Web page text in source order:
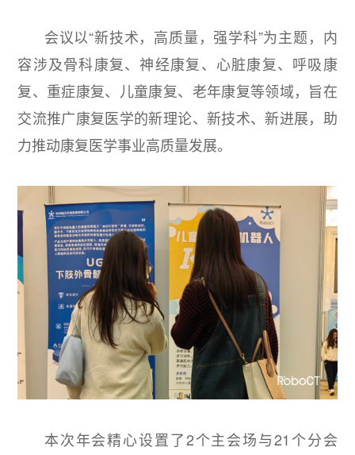
会议以“新技术，高质量，强学科”为主题，内
容涉及骨科康复、神经康复、心脏康复、呼吸康
复、重症康复、儿童康复、老年康复等领域，旨在
交流推广康复医学的新理论、新技术、新进展，助
力推动康复医学事业高质量发展。
本次年会精心设置了2个主会场与21个分会